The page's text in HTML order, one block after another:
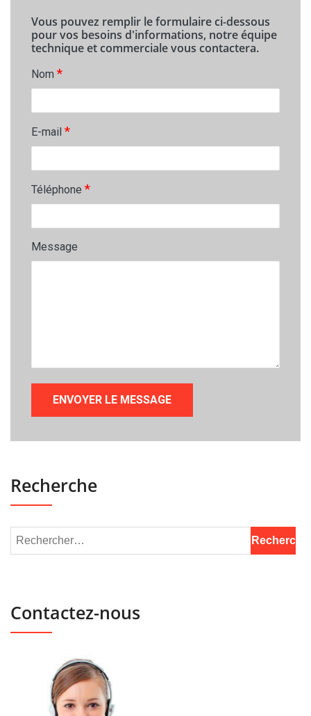
Vous pouvez remplir le formulaire ci-dessous
pour vos besoins d'informations, notre équipe
technique et commerciale vous contactera.
Nom *
E-mail *
Téléphone *
Message
Recherche
Contactez-nous